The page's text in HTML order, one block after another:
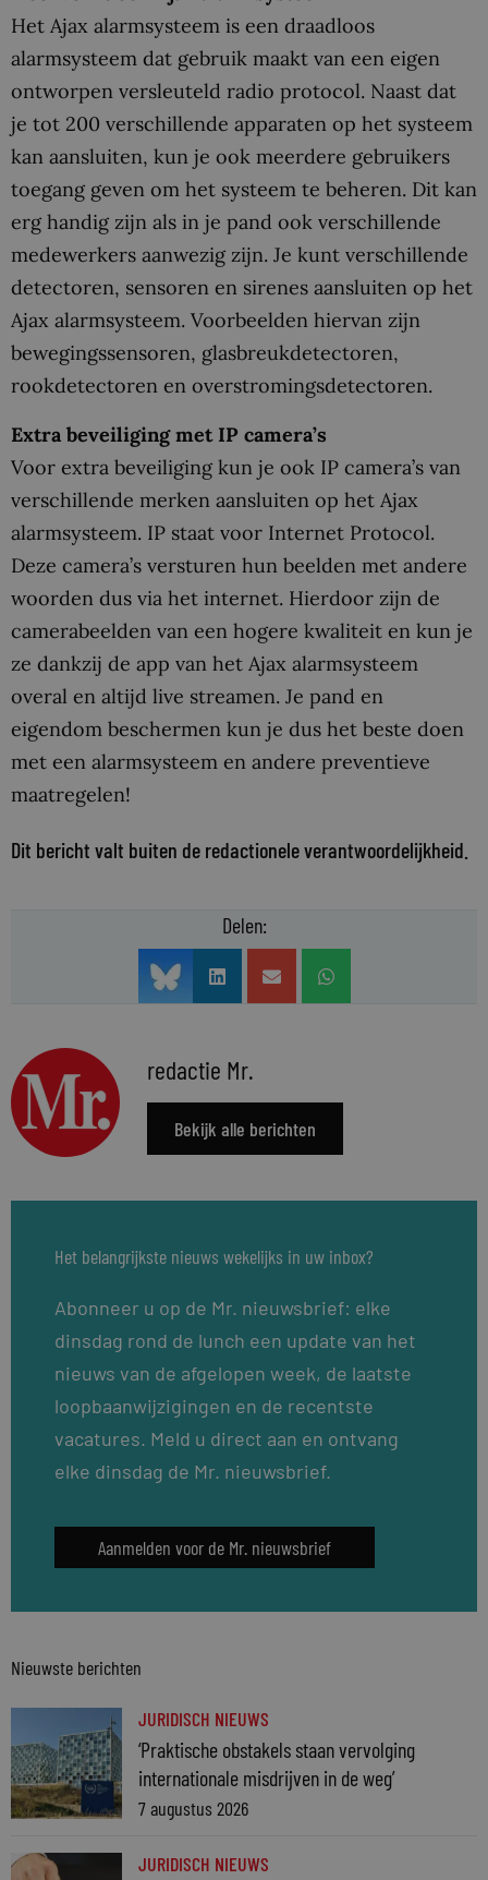
Het Ajax alarmsysteem is een draadloos
alarmsysteem dat gebruik maakt van een eigen
ontworpen versleuteld radio protocol. Naast dat
je tot 200 verschillende apparaten op het systeem
kan aansluiten, kun je ook meerdere gebruikers
toegang geven om het systeem te beheren. Dit kan
erg handig zijn als in je pand ook verschillende
medewerkers aanwezig zijn. Je kunt verschillende
detectoren, sensoren en sirenes aansluiten op het
Ajax alarmsysteem. Voorbeelden hiervan zijn
bewegingssensoren, glasbreukdetectoren,
rookdetectoren en overstromingsdetectoren.
Extra beveiliging met IP camera’s
Voor extra beveiliging kun je ook IP camera’s van
verschillende merken aansluiten op het Ajax
alarmsysteem. IP staat voor Internet Protocol.
Deze camera’s versturen hun beelden met andere
woorden dus via het internet. Hierdoor zijn de
camerabeelden van een hogere kwaliteit en kun je
ze dankzij de app van het Ajax alarmsysteem
overal en altijd live streamen. Je pand en
eigendom beschermen kun je dus het beste doen
met een alarmsysteem en andere preventieve
maatregelen!
Dit bericht valt buiten de redactionele verantwoordelijkheid.
Delen:
redactie Mr.
Bekijk alle berichten
Het belangrijkste nieuws wekelijks in uw inbox?
Abonneer u op de Mr. nieuwsbrief: elke
dinsdag rond de lunch een update van het
nieuws van de afgelopen week, de laatste
loopbaanwijzigingen en de recentste
vacatures. Meld u direct aan en ontvang
elke dinsdag de Mr. nieuwsbrief.
Aanmelden voor de Mr. nieuwsbrief
Nieuwste berichten
JURIDISCH NIEUWS
‘Praktische obstakels staan vervolging
internationale misdrijven in de weg’
7 augustus 2026
JURIDISCH NIEUWS